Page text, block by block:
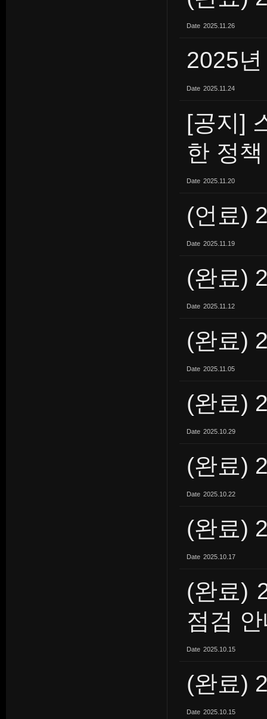
Date 2025.11.26
2025
Date 2025.11.24
[공지]
한 정
Date 2025.11.20
(언료)
Date 2025.11.19
(완료)
Date 2025.11.12
(완료)
Date 2025.11.05
(완료)
Date 2025.10.29
(완료)
Date 2025.10.22
(완료)
Date 2025.10.17
(완료)
점검
Date 2025.10.15
(완료)
Date 2025.10.15